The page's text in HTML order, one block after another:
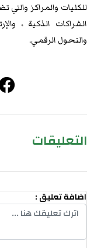
للكليات والمراكز
الشراكات الذكية ،
والتحول الرقمي.
التعليقات
اضافة تعليق :